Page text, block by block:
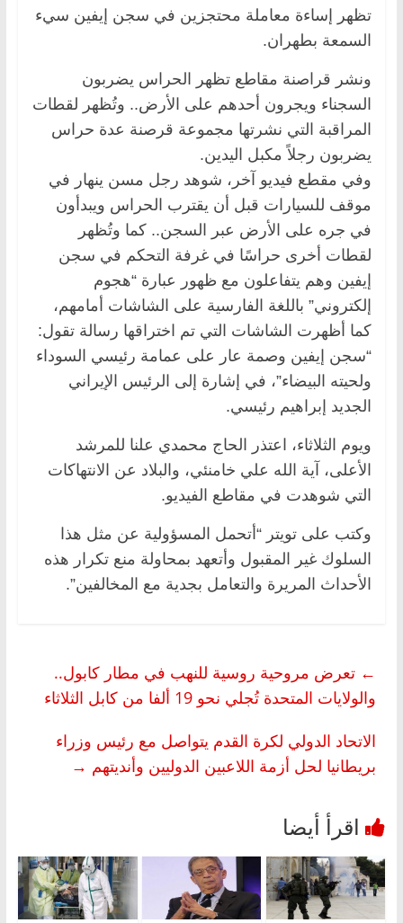
تظهر إساءة معاملة محتجزين في سجن إيفين سيء
السمعة بطهران.
ونشر قراصنة مقاطع تظهر الحراس يضربون
السجناء ويجرون أحدهم على الأرض.. وتُظهر لقطات
المراقبة التي نشرتها مجموعة قرصنة عدة حراس
يضربون رجلاً مكبل اليدين.
وفي مقطع فيديو آخر، شوهد رجل مسن ينهار في
موقف للسيارات قبل أن يقترب الحراس ويبدأون
في جره على الأرض عبر السجن.. كما وتُظهر
لقطات أخرى حراسًا في غرفة التحكم في سجن
إيفين وهم يتفاعلون مع ظهور عبارة “هجوم
إلكتروني” باللغة الفارسية على الشاشات أمامهم،
كما أظهرت الشاشات التي تم اختراقها رسالة تقول:
“سجن إيفين وصمة عار على عمامة رئيسي السوداء
ولحيته البيضاء”، في إشارة إلى الرئيس الإيراني
الجديد إبراهيم رئيسي.
ويوم الثلاثاء، اعتذر الحاج محمدي علنا للمرشد
الأعلى، آية الله علي خامنئي، والبلاد عن الانتهاكات
التي شوهدت في مقاطع الفيديو.
وكتب على تويتر “أتحمل المسؤولية عن مثل هذا
السلوك غير المقبول وأتعهد بمحاولة منع تكرار هذه
الأحداث المريرة والتعامل بجدية مع المخالفين”.
← تعرض مروحية روسية للنهب في مطار كابول..
والولايات المتحدة تُجلي نحو 19 ألفا من كابل الثلاثاء
الاتحاد الدولي لكرة القدم يتواصل مع رئيس وزراء
بريطانيا لحل أزمة اللاعبين الدوليين وأنديتهم →